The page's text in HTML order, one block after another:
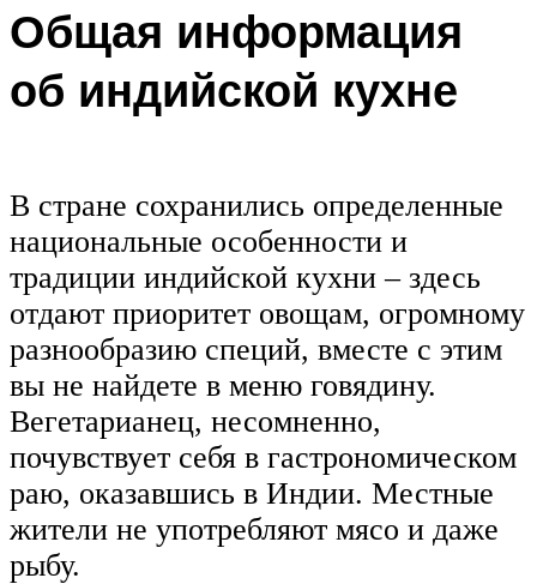
Общая информация
об индийской кухне
В стране сохранились определенные
национальные особенности и
традиции индийской кухни – здесь
отдают приоритет овощам, огромному
разнообразию специй, вместе с этим
вы не найдете в меню говядину.
Вегетарианец, несомненно,
почувствует себя в гастрономическом
раю, оказавшись в Индии. Местные
жители не употребляют мясо и даже
рыбу.